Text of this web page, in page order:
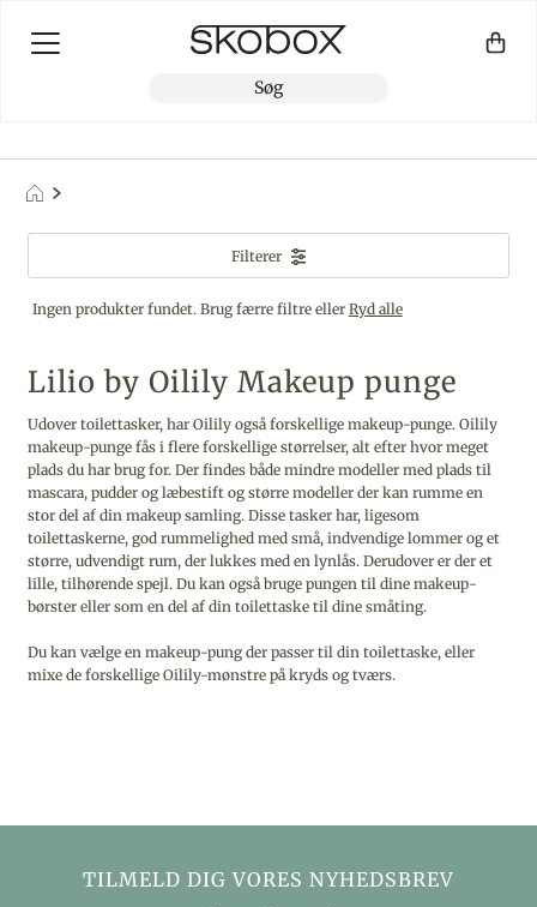
Filterer
Ingen produkter fundet. Brug færre filtre eller Ryd alle
Lilio by Oilily Makeup punge
Udover toilettasker, har Oilily også forskellige makeup-punge. Oilily
makeup-punge fås i flere forskellige størrelser, alt efter hvor meget
plads du har brug for. Der findes både mindre modeller med plads til
mascara, pudder og læbestift og større modeller der kan rumme en
stor del af din makeup samling. Disse tasker har, ligesom
toilettaskerne, god rummelighed med små, indvendige lommer og et
større, udvendigt rum, der lukkes med en lynlås. Derudover er der et
lille, tilhørende spejl. Du kan også bruge pungen til dine makeup-
børster eller som en del af din toilettaske til dine småting.
Du kan vælge en makeup-pung der passer til din toilettaske, eller
mixe de forskellige Oilily-mønstre på kryds og tværs.
TILMELD DIG VORES NYHEDSBREV